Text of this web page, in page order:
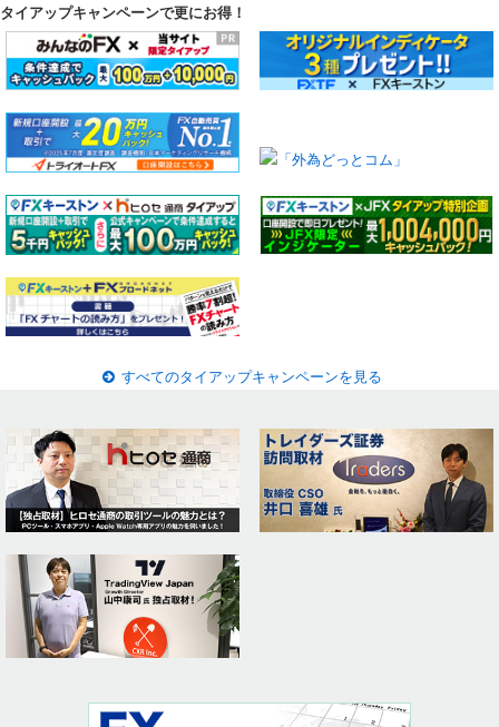
タイアップキャンペーンで更にお得！
すべてのタイアップキャンペーンを見る